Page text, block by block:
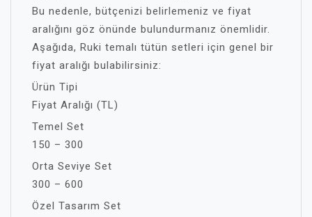
Bu nedenle, bütçenizi belirlemeniz ve fiyat
aralığını göz önünde bulundurmanız önemlidir.
Aşağıda, Ruki temalı tütün setleri için genel bir
fiyat aralığı bulabilirsiniz:
Ürün Tipi
Fiyat Aralığı (TL)
Temel Set
150 – 300
Orta Seviye Set
300 – 600
Özel Tasarım Set